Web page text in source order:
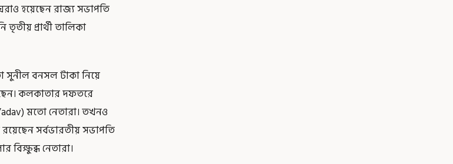
হয়েছেন রাজ্য সভাপতি
তৃতীয় প্রার্থী তালিকা
সুনীল বনসল টাকা নিয়ে
কলকাতার দফতরে
মতো নেতারা। তখনও
সর্বভারতীয় সভাপতি
নেতারা।